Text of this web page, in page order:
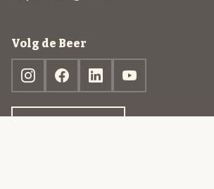
Volg de Beer